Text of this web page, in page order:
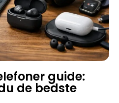
guide:
de bedste